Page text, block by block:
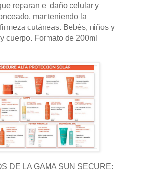
reparan el daño celular y
manteniendo la
cutáneas. Bebés, niños y
cuerpo. Formato de 200ml
DE LA GAMA SUN SECURE: